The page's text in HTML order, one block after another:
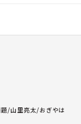
/山里亮太/おぎやは